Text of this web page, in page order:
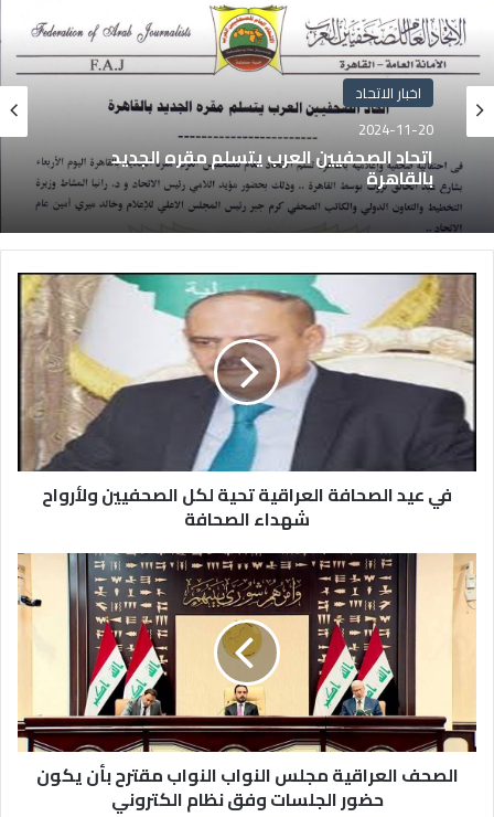
اخبار الاتحاد
2024-11-20
اتحاد الصحفيين العرب يتسلم مقره الجديد
بالقاهرة
في عيد الصحافة العراقية تحية لكل الصحفيين ولأرواح
شهداء الصحافة
الصحف العراقية مجلس النواب النواب مقترح بأن يكون
حضور الجلسات وفق نظام الكتروني